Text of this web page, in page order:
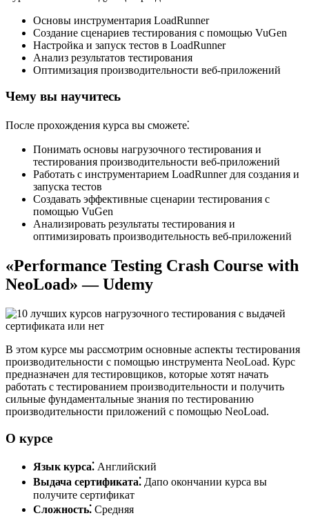
Основы инструментария LoadRunner
Создание сценариев тестирования с помощью VuGen
Настройка и запуск тестов в LoadRunner
Анализ результатов тестирования
Оптимизация производительности веб-приложений
Чему вы научитесь
После прохождения курса вы сможете⁚
Понимать основы нагрузочного тестирования и
тестирования производительности веб-приложений
Работать с инструментарием LoadRunner для создания и
запуска тестов
Создавать эффективные сценарии тестирования с
помощью VuGen
Анализировать результаты тестирования и
оптимизировать производительность веб-приложений
«Performance Testing Crash Course with
NeoLoad» — Udemy
В этом курсе мы рассмотрим основные аспекты тестирования
производительности с помощью инструмента NeoLoad. Курс
предназначен для тестировщиков, которые хотят начать
работать с тестированием производительности и получить
сильные фундаментальные знания по тестированию
производительности приложений с помощью NeoLoad.
О курсе
Язык курса⁚ Английский
Выдача сертификата⁚ Дапо окончании курса вы
получите сертификат
Сложность⁚ Средняя